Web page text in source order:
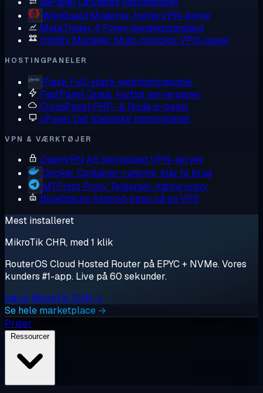
WireGuard Moderne, hurtig VPN-kerne
MetaTrader 4 Forex-handelsstandard
Hiddify Manager Multi-protokol VPN-panel
HOSTINGPANELER
Plesk Full-stack webhostingpanel
FastPanelGratis, hurtigt serverpanel
CloudPanel PHP- & Node.js-panel
cPanel Det klassiske hostingpanel
VPN & VÆRKTØJER
OpenVPN AS Selvhostet VPN-server
Docker Container-runtime, klar til brug
MTProto Proxy Telegram-native proxy
BlueStacks Android-apps på en VPS
Mest installeret
MikroTik CHR, med 1 klik
RouterOS Cloud Hosted Router på EPYC + NVMe. Vores
kunders #1-app. Live på 60 sekunder.
Udrul MikroTik CHR →
Se hele marketplace →
Priser
Ressourcer